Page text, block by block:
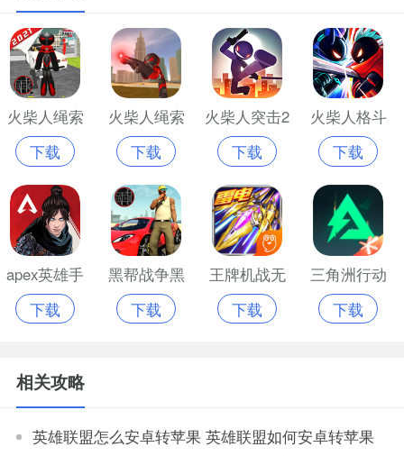
火柴人绳索
英雄苹果版
下载
火柴人绳索
英雄2原版苹
果版
下载
火柴人突击2
苹果中文版
下载
火柴人格斗
联机版苹果
版
下载
apex英雄手
机版苹果版
下载
黑帮战争黑
手党英雄苹
下载
王牌机战无
限内购版
下载
三角洲行动
手游苹果正
下载
相关攻略
英雄联盟怎么安卓转苹果 英雄联盟如何安卓转苹果